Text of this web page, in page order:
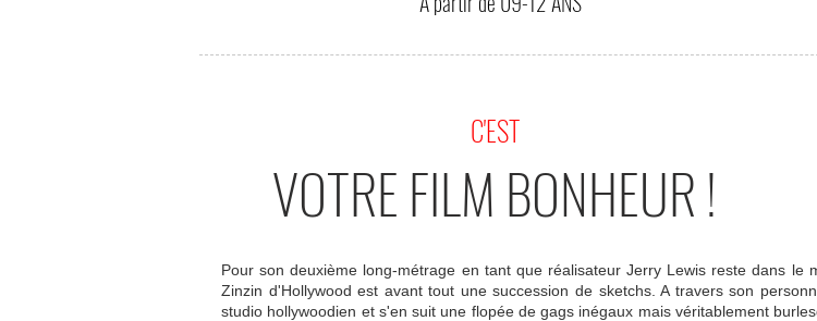
C'EST
VOTRE FILM BONHEUR !
Pour son deuxième long-métrage en tant que réalisateur Jerry Lewis reste dans
Zinzin d'Hollywood est avant tout une succession de sketchs. A travers son
studio hollywoodien et s'en suit une flopée de gags inégaux mais véritablement